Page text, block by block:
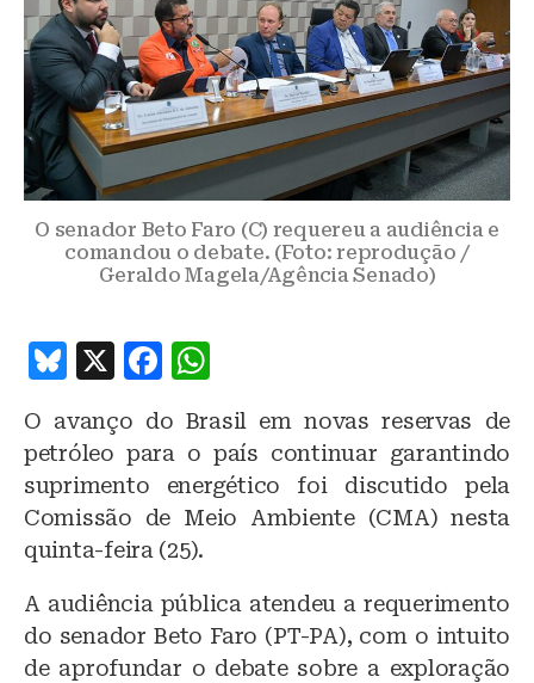
O senador Beto Faro (C) requereu a audiência e
comandou o debate. (Foto: reprodução /
Geraldo Magela/Agência Senado)
B
e
s
k
y
X
F
c
e
b
o
o
k
at
s
A
p
O avanço do Brasil em novas reservas de
petróleo para o país continuar garantindo
suprimento energético foi discutido pela
Comissão de Meio Ambiente (CMA) nesta
quinta-feira (25).
A audiência pública atendeu a requerimento
do senador Beto Faro (PT-PA), com o intuito
de aprofundar o debate sobre a exploração